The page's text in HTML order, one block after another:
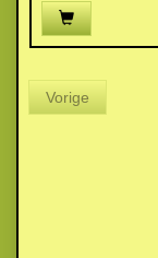
Vorige